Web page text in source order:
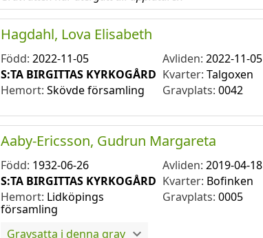
Hagdahl, Lova Elisabeth
Född: 2022-11-05 Avliden:2022-11-05
S:TA BIRGITTAS KYRKOGÅRD Kvarter:Talgoxen
Hemort: Skövde församling Gravplats:0042
Aaby-Ericsson, Gudrun Margareta
Född: 1932-06-26 Avliden:2019-04-18
S:TA BIRGITTAS KYRKOGÅRD Kvarter: Bofinken
Hemort: Lidköpings
församling
Gravplats:0005
Gravsatta i denna grav